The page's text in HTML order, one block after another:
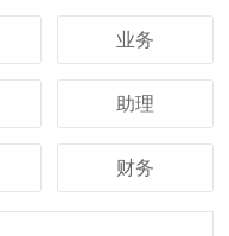
业务
助理
财务